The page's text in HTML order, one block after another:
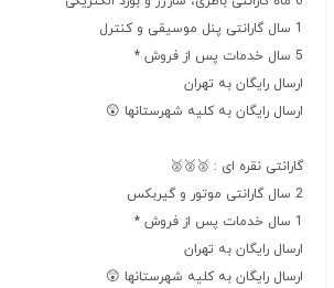
1 سال گارانتی پنل موسیقی و کنترل
5 سال خدمات پس از فروش *
ارسال رایگان به تهران
ارسال رایگان به کلیه شهرستانها 😲
گارانتی نقره ای : 🥈🥈🥈
2 سال گارانتی موتور و گیربکس
1 سال خدمات پس از فروش *
ارسال رایگان به تهران
ارسال رایگان به کلیه شهرستانها 😲